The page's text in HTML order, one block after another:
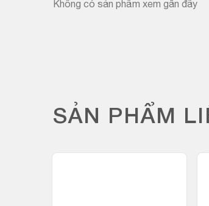
Không có sản phẩm xem gần đây
SẢN PHẨM